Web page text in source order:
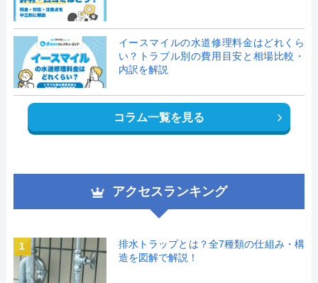
イースマイルの水道修理料金はどれくら
い？トラブル別の費用目安と相場比較・
内訳を解説
コラム一覧を見る
アクセスランキング
1
排水トラップとは？全7種類の仕組み・構
造を図解で解説！